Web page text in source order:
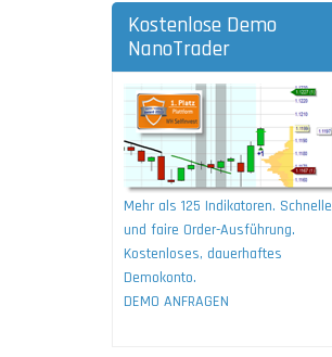
Kostenlose Demo
NanoTrader
Mehr als 125 Indikatoren. Schnelle
und faire Order-Ausführung.
Kostenloses, dauerhaftes
Demokonto.
DEMO ANFRAGEN